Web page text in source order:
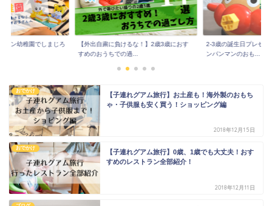
イン幼稚園でしまじろ
【外出自粛に負けるな！】2歳3歳におす
すめのおうちでの過...
2-3歳の誕生日プレゼン
ンパンマンのおも...
おでかけ
【子連れグアム旅行】お土産も！海外製のおもち
ゃ・子供服も安く買う！ショッピング編
2018年12月15日
おでかけ
【子連れグアム旅行】0歳、1歳でも大丈夫！おす
すめのレストラン全部紹介！
2018年12月11日